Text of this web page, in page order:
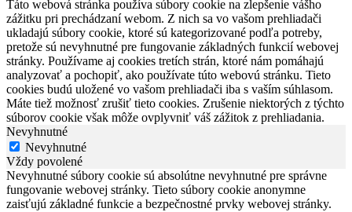
Táto webová stránka používa súbory cookie na zlepšenie vášho
zážitku pri prechádzaní webom. Z nich sa vo vašom prehliadači
ukladajú súbory cookie, ktoré sú kategorizované podľa potreby,
pretože sú nevyhnutné pre fungovanie základných funkcií webovej
stránky. Používame aj cookies tretích strán, ktoré nám pomáhajú
analyzovať a pochopiť, ako používate túto webovú stránku. Tieto
cookies budú uložené vo vašom prehliadači iba s vaším súhlasom.
Máte tiež možnosť zrušiť tieto cookies. Zrušenie niektorých z týchto
súborov cookie však môže ovplyvniť váš zážitok z prehliadania.
Nevyhnutné
Nevyhnutné
Vždy povolené
Nevyhnutné súbory cookie sú absolútne nevyhnutné pre správne
fungovanie webovej stránky. Tieto súbory cookie anonymne
zaisťujú základné funkcie a bezpečnostné prvky webovej stránky.